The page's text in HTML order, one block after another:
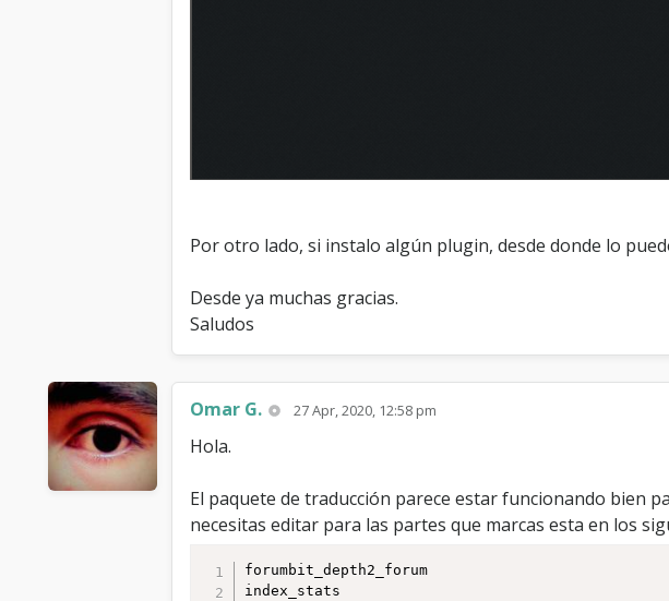
Por otro lado, si instalo algún plugin, desde donde lo
Desde ya muchas gracias.
Saludos
Omar G. 27 Apr, 2020, 12:58 pm
Hola.
El paquete de traducción parece estar funcionando bien
necesitas editar para las partes que marcas esta en los
forumbit_depth2_forum
index_stats